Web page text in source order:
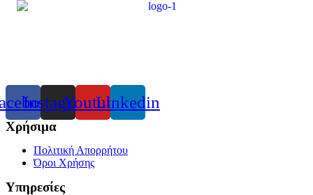
InstagramYoutubeLinkedin
Χρήσιμα
Πολιτική Απορρήτου
Όροι Χρήσης
Υπηρεσίες